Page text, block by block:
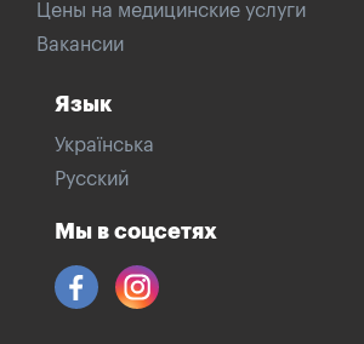
Цены на медицинские услуги
Вакансии
Язык
Українська
Русский
Мы в соцсетях